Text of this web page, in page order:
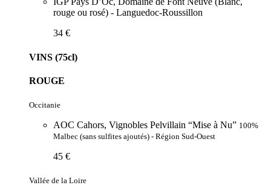
rouge ou rosé) - Languedoc-Roussillon
34 €
VINS (75cl)
ROUGE
Occitanie
AOC Cahors, Vignobles Pelvillain “Mise à Nu” 100%
Malbec (sans sulfites ajoutés) - Région Sud-Ouest
45 €
Vallée de la Loire